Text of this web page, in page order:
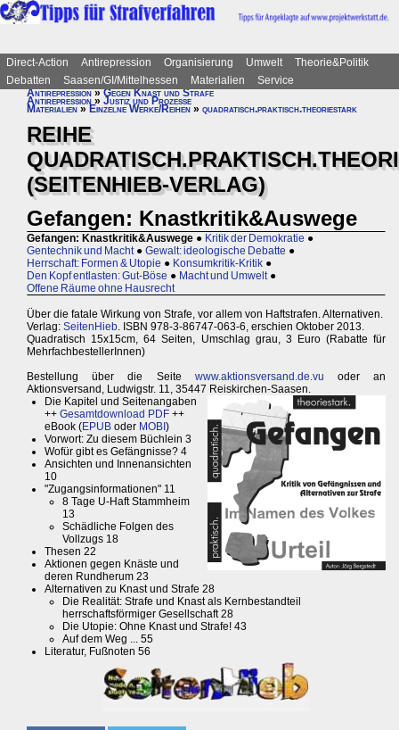
Direct-Action Antirepression Organisierung Umwelt
Theorie&Politik
Debatten
Saasen/GI/Mittelhessen Materialien
Service
Antirepression»Gegen Knast und Strafe
Antirepression » Justiz und Prozesse
Materialien » Einzelne Werke/Reihen » quadratisch.praktisch.theoriestark
REIHE
(SEITENHIEB-VERLAG)
Gefangen: Knastkritik&Auswege
Gefangen: Knastkritik&Auswege ● Kritik der Demokratie ●
Gentechnik und Macht ● Gewalt: ideologische Debatte ●
Herrschaft: Formen & Utopie ● Konsumkritik-Kritik ●
Den Kopf entlasten: Gut-Böse ● Macht und Umwelt ●
Offene Räume ohne Hausrecht
Über die fatale Wirkung von Strafe, vor allem von Haftstrafen. Alternativen.
Verlag: SeitenHieb. ISBN 978-3-86747-063-6, erschien Oktober 2013.
Quadratisch 15x15cm, 64 Seiten, Umschlag grau, 3 Euro (Rabatte für
MehrfachbestellerInnen)
Bestellung über die Seite www.aktionsversand.de.vu oder an
Aktionsversand, Ludwigstr. 11, 35447 Reiskirchen-Saasen.
Die Kapitel und Seitenangaben
++ Gesamtdownload PDF ++
eBook (EPUB oder MOBI )
Vorwort: Zu diesem Büchlein 3
Wofür gibt es Gefängnisse? 4
Ansichten und Innenansichten
10
"Zugangsinformationen" 11
8 Tage U-Haft Stammheim
13
Schädliche Folgen des
Vollzugs 18
Thesen 22
Aktionen gegen Knäste und
deren Rundherum 23
Alternativen zu Knast und Strafe 28
Die Realität: Strafe und Knast als Kernbestandteil
herrschaftsförmiger Gesellschaft 28
Die Utopie: Ohne Knast und Strafe! 43
Auf dem Weg ... 55
Literatur, Fußnoten 56